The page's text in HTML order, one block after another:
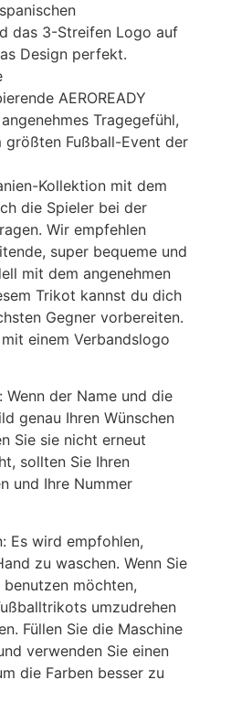
das 3-Streifen Logo auf
Design perfekt.
AEROREADY
Tragegefühl,
größten Fußball-Event der
Kollektion mit dem
die Spieler bei der
Wir empfehlen
super bequeme und
mit dem angenehmen
Trikot kannst du dich
Gegner vorbereiten.
einem Verbandslogo
der Name und die
genau Ihren Wünschen
Sie sie nicht erneut
sollten Sie Ihren
und Ihre Nummer
Es wird empfohlen,
zu waschen. Wenn Sie
möchten,
umzudrehen
Füllen Sie die Maschine
verwenden Sie einen
die Farben besser zu